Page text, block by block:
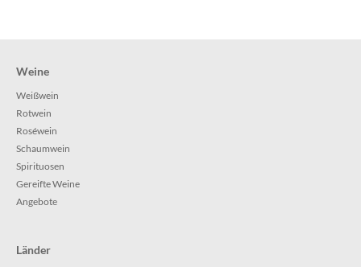
Weine
Weißwein
Rotwein
Roséwein
Schaumwein
Spirituosen
Gereifte Weine
Angebote
Länder